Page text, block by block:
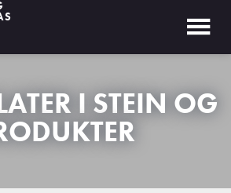
I STEIN OG